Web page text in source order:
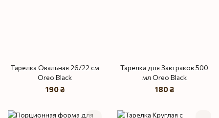
Тарелка Овальная 26/22 см
Oreo Black
190 ₴
Тарелка для Завтраков 500
мл Oreo Black
180 ₴